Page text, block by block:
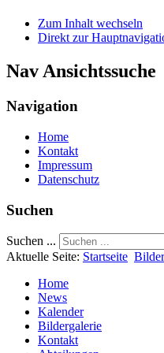
Zum Inhalt wechseln
Direkt zur
Nav Ansichtssuche
Navigation
Home
Kontakt
Impressum
Datenschutz
Suchen
Suchen ...
Aktuelle Seite: Startseite
Home
News
Kalender
Bildergalerie
Kontakt